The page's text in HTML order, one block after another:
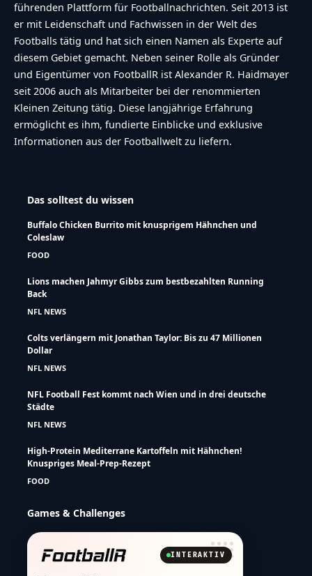
führenden Plattform für Footballnachrichten. Seit 2013 ist
er mit Leidenschaft und Fachwissen in der Welt des
Footballs tätig und hat sich einen Namen als Experte auf
diesem Gebiet gemacht. Neben seiner Rolle als Gründer
und Eigentümer von FootballR ist Alexander R. Haidmayer
seit 2006 auch als Mitarbeiter bei der renommierten
Kleinen Zeitung tätig. Diese langjährige Erfahrung
ermöglicht es ihm, fundierte Einblicke und exklusive
Informationen aus der Footballwelt zu liefern.
Das solltest du wissen
Buffalo Chicken Burrito mit knusprigem Hähnchen und
Coleslaw
FOOD
Lions machen Jahmyr Gibbs zum bestbezahlten Running
Back
NFL NEWS
Colts verlängern mit Jonathan Taylor: Bis zu 47 Millionen
Dollar
NFL NEWS
NFL Football Fest kommt nach Wien und in drei deutsche
Städte
NFL NEWS
High-Protein Mediterrane Kartoffeln mit Hähnchen!
Knuspriges Meal-Prep-Rezept
FOOD
Games & Challenges
INTERAKTIV